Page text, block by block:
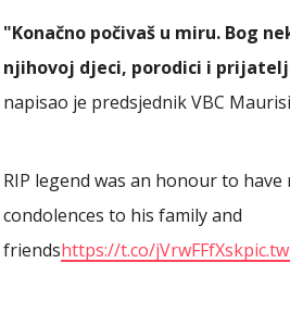
"Konačno počivaš u miru. Bog
njihovoj djeci, porodici i
napisao je predsjednik VBC
RIP legend was an honour to
condolences to his family and
friendshttps://t.co/jVrwFFfXsk